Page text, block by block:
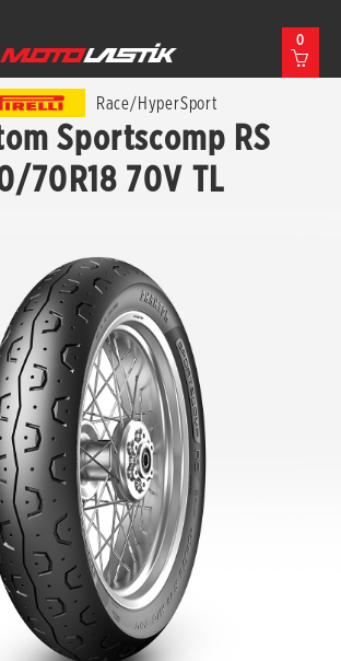
0
Race/HyperSport
Sportscomp RS
70R18 70V TL